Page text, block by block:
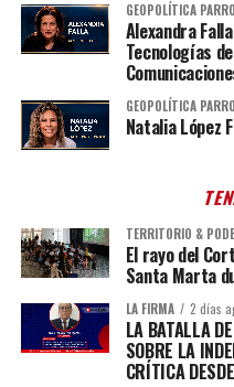
GEOPOLÍTICA
Alexandra
Tecnologías
GEOPOLÍTICA
Natalia
TERRITORIO &
El rayo del
Santa Marta
LA FIRMA 2 días
LA BATALLA
SOBRE LA
CRÍTICA